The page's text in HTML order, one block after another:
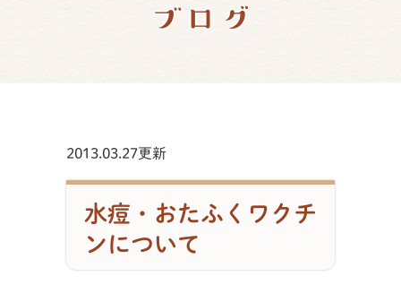
ブログ
2013.03.27更新
水痘・おたふくワクチ
ンについて